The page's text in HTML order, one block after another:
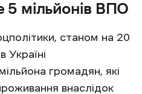
5 мільйонів ВПО
станом на 20
Україні
громадян, які
внаслідок